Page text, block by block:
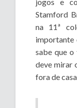
Stamford
na 11ª
importante
sabe que o
deve mirar
fora de